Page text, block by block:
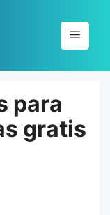
Menu
para
gratis